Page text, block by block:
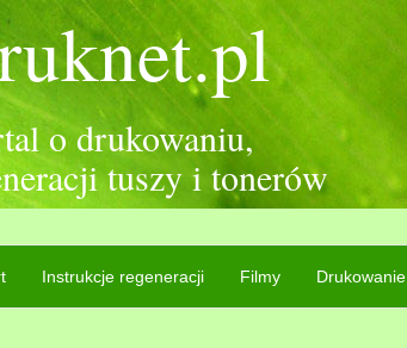
o drukowaniu,
tuszy i tonerów
Instrukcje regeneracji Filmy Drukowanie